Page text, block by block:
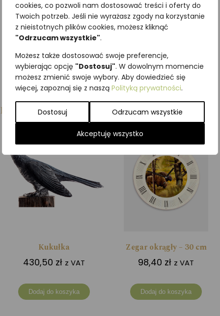
cookies, co pozwoli nam dostosować treści i oferty do
Twoich potrzeb. Jeśli nie wyrażasz zgody na korzystanie
z nieistotnych plików cookies, możesz kliknąć
"Odrzucam wszystkie".
Możesz także dostosować swoje preferencje,
wybierając opcję "Dostosuj". W dowolnym momencie
możesz zmienić swoje wybory. Aby dowiedzieć się
więcej, zapoznaj się z naszą Polityką prywatności.
Dostosuj Odrzucam wszystkie
Akceptuję wszystko
Dodaj do koszyka
Podobne produkty
Kukułka
430,50 zł z VAT
Dodaj do koszyka
Zegar okrągły – 30 cm
98,40 zł z VAT
Dodaj do koszyka